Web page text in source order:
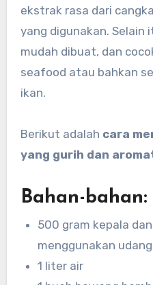
ekstrak rasa dari
yang digunakan. Selain
mudah dibuat, dan
seafood atau bahkan
ikan.
Berikut adalah cara
yang gurih dan
Bahan-bahan:
500 gram kepala
menggunakan
1 liter air